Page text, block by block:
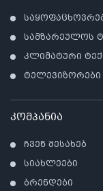
სამზარეულოს
კლიმატური
ტელევიზორები
კომპანია
ჩვენ შესახებ
სიახლეები
ბრენდები